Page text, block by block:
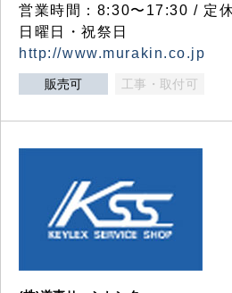
営業時間：8:30〜17:30 / 定
日曜日・祝祭日
http://www.murakin.co.jp
販売可 工事・取付可